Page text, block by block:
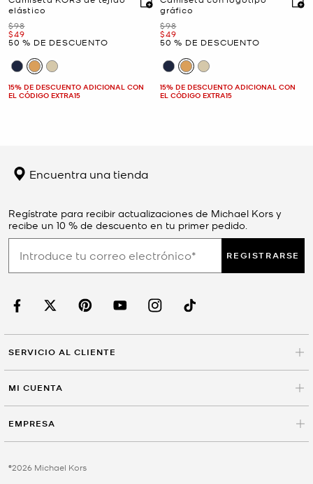
elástico
Era
$98
Ahora
$49
50 % DE DESCUENTO
15% DE DESCUENTO ADICIONAL CON
EL CÓDIGO EXTRA15
gráfico
Era
$98
Ahora
$49
50 % DE DESCUENTO
15% DE DESCUENTO ADICIONAL CON
EL CÓDIGO EXTRA15
Encuentra una tienda
Regístrate para recibir actualizaciones de Michael Kors y
recibe un 10 % de descuento en tu primer pedido.
REGISTRARSE
SERVICIO AL CLIENTE
MI CUENTA
EMPRESA
©2026 Michael Kors